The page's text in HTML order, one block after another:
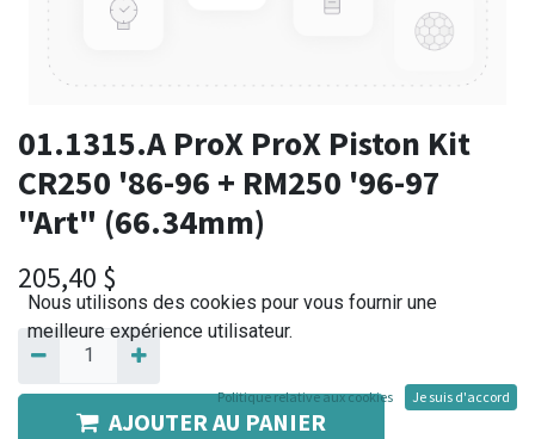
01.1315.A ProX ProX Piston Kit
CR250 '86-96 + RM250 '96-97
"Art" (66.34mm)
205,40 $
AJOUTER AU PANIER
Nous utilisons des cookies pour vous fournir une
meilleure expérience utilisateur.
Politique relative aux cookies Je suis d'accord